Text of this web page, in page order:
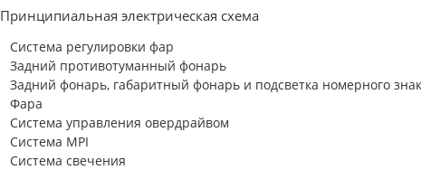
Принципиальная электрическая схема
Система регулировки фар
Задний противотуманный фонарь
Задний фонарь, габаритный фонарь и подсветка номерного
Фара
Система управления овердрайвом
Система MPI
Система свечения